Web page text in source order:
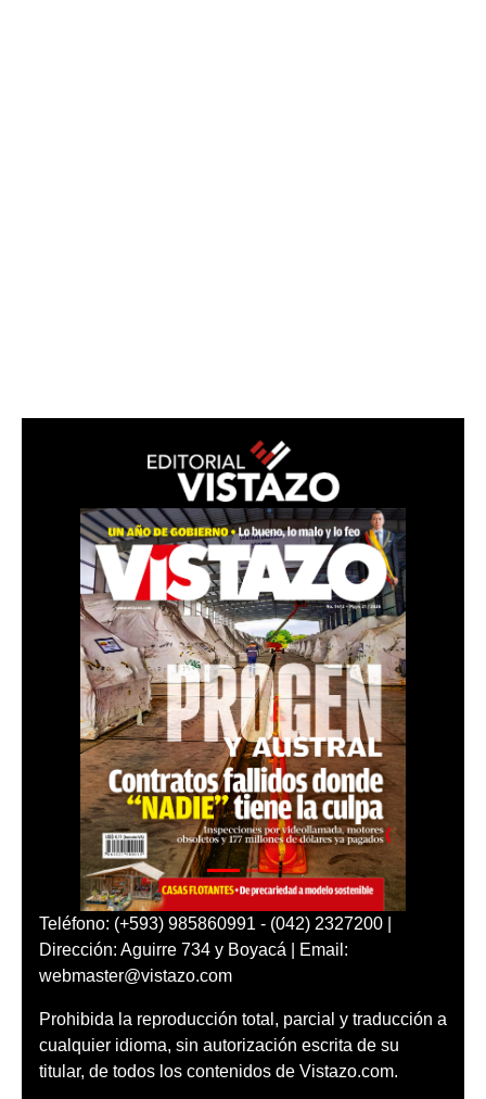
Teléfono: (+593) 985860991 - (042) 2327200 |
Dirección: Aguirre 734 y Boyacá | Email:
webmaster@vistazo.com
Prohibida la reproducción total, parcial y traducción a
cualquier idioma, sin autorización escrita de su
titular, de todos los contenidos de Vistazo.com.